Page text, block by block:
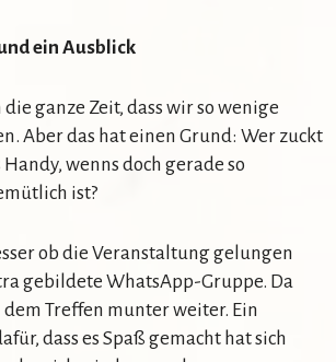
ein Ausblick
ganze Zeit, dass wir so wenige
Aber das hat einen Grund: Wer zuckt
wenns doch gerade so
ist?
ob die Veranstaltung gelungen
gebildete WhatsApp-Gruppe. Da
dem Treffen munter weiter. Ein
dass es Spaß gemacht hat sich